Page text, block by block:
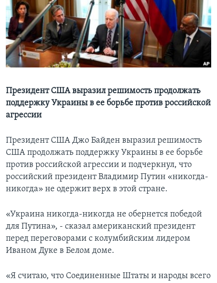
Learning English
СОЦИАЛЬНЫЕ СЕТИ
Языки
Президент США выразил решимость продолжать
поддержку Украины в ее борьбе против российской
агрессии
Президент США Джо Байден выразил решимость
США продолжать поддержку Украины в ее борьбе
против российской агрессии и подчеркнул, что
российский президент Владимир Путин «никогда-
никогда» не одержит верх в этой стране.
«Украина никогда-никогда не обернется победой
для Путина», - сказал американский президент
перед переговорами с колумбийским лидером
Иваном Дуке в Белом доме.
«Я считаю, что Соединенные Штаты и народы всего